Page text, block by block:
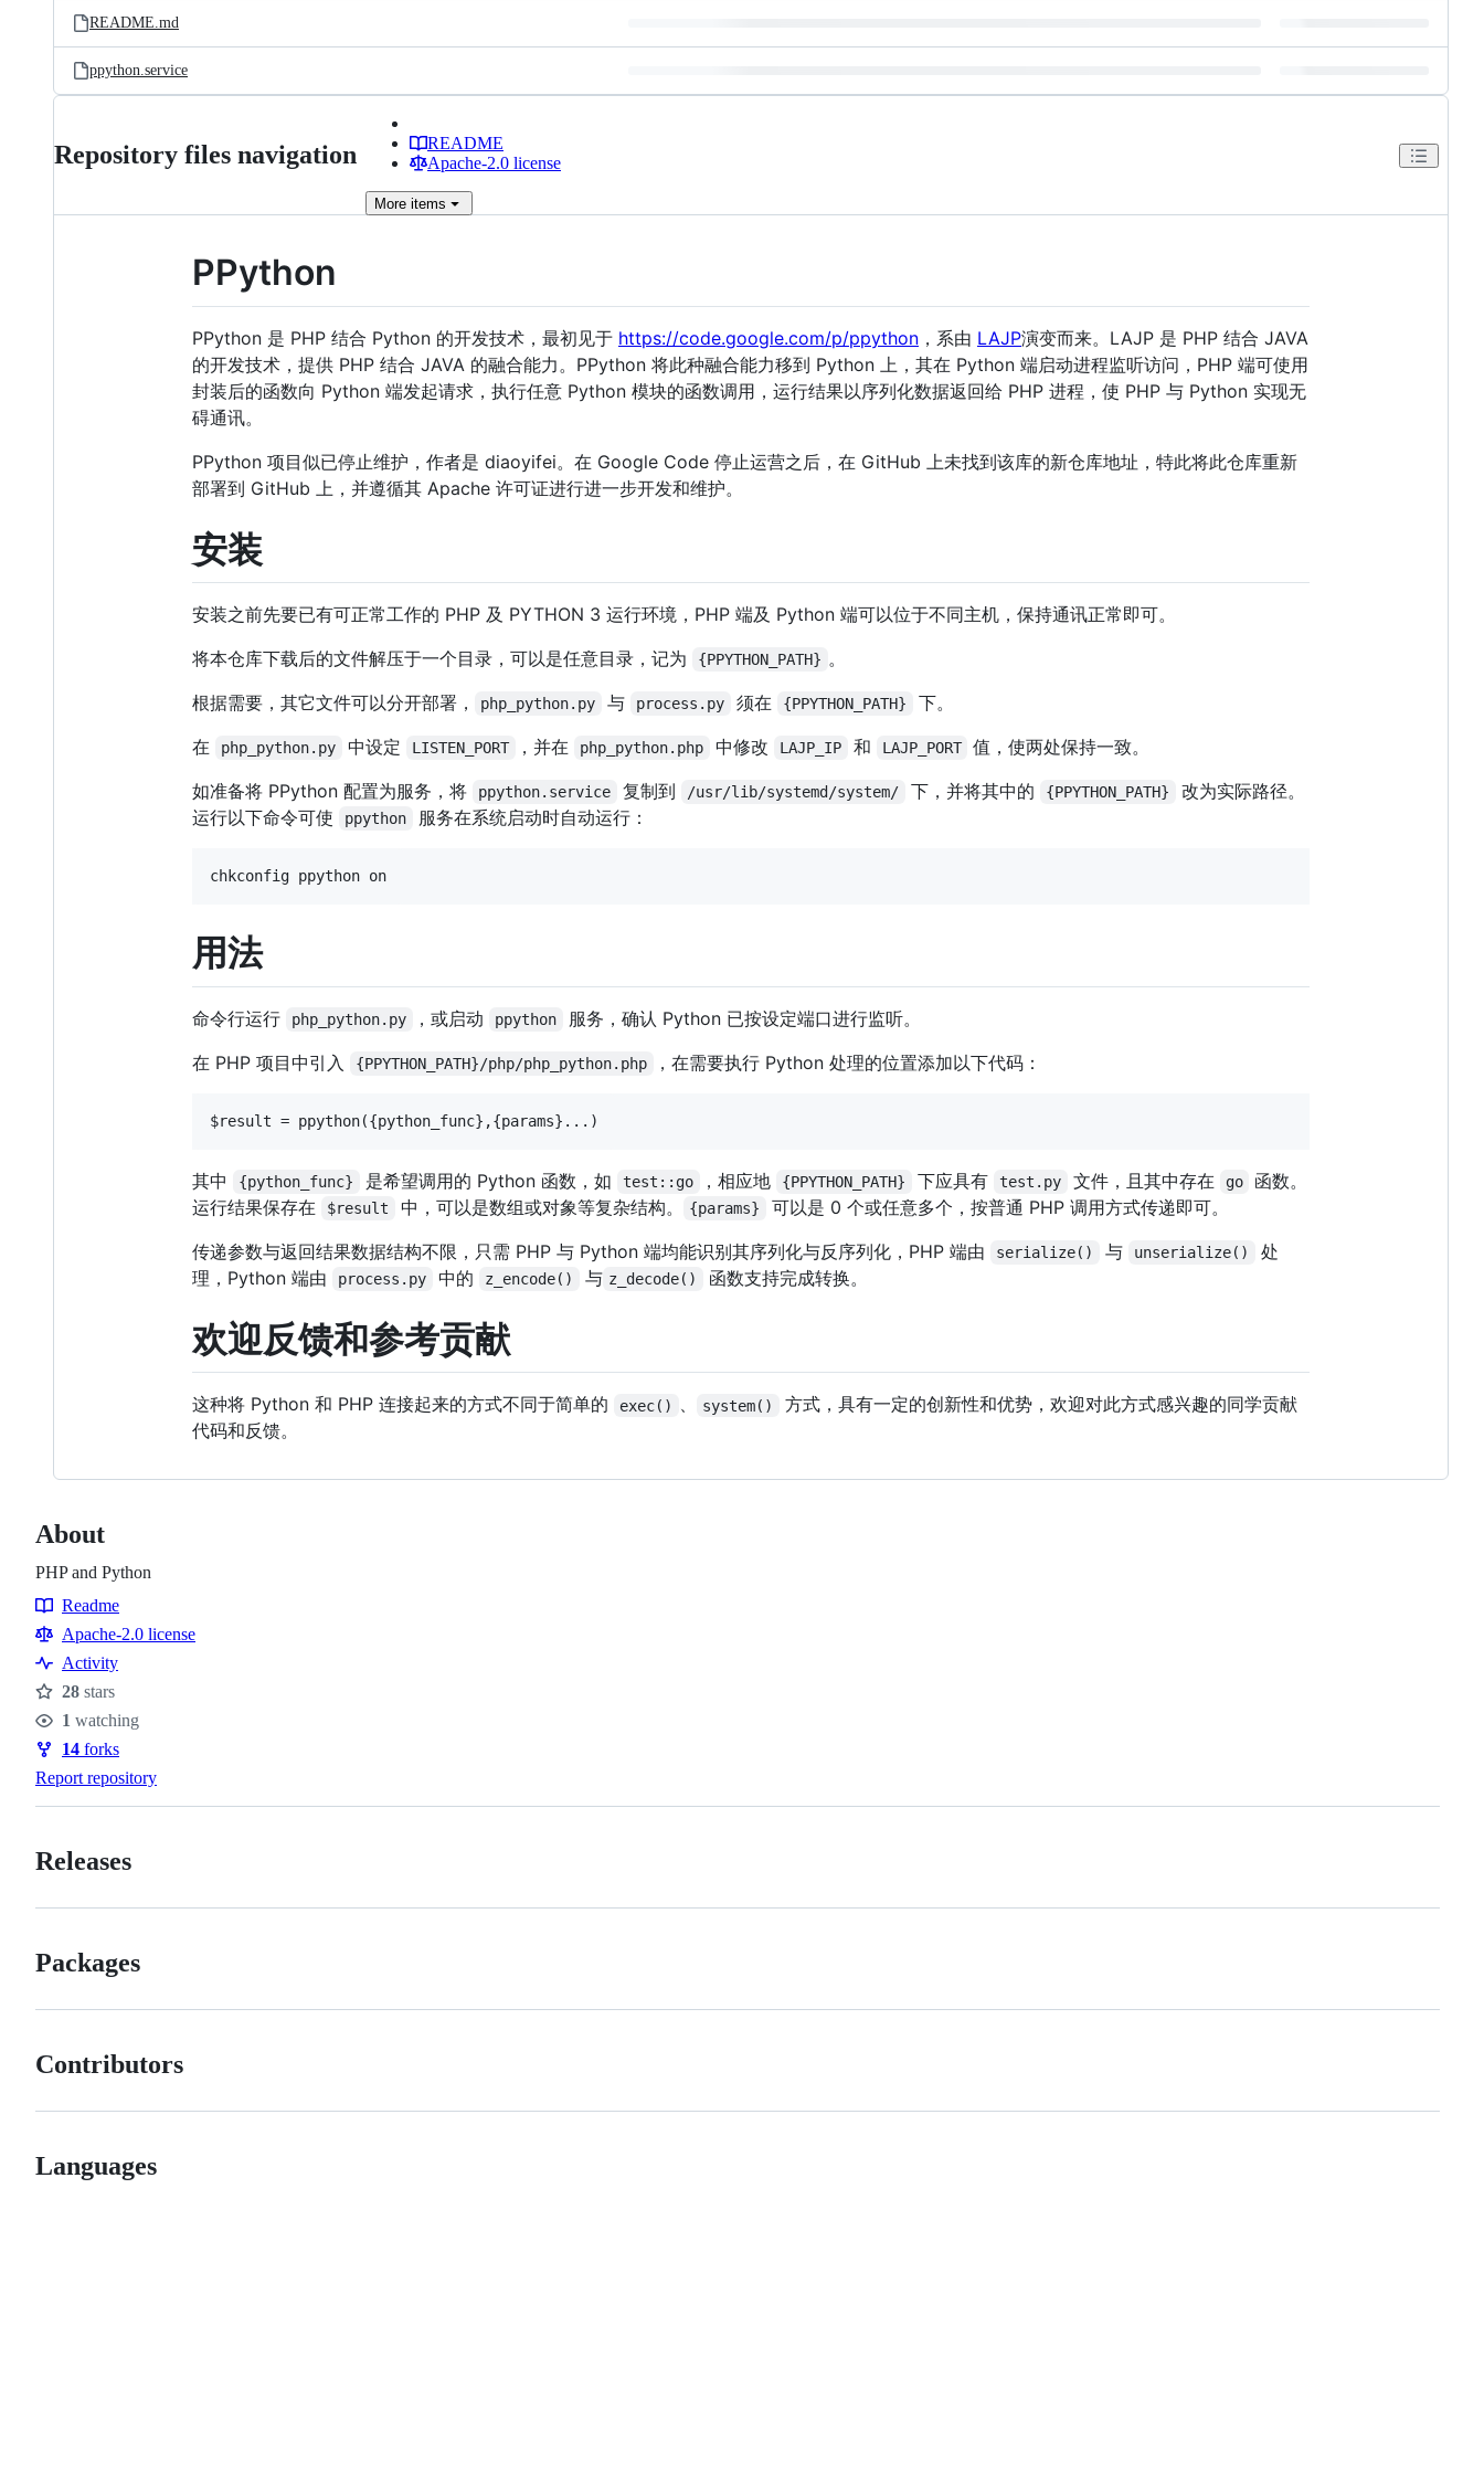
README.md
ppython.service
Repository files navigation
README
Apache-2.0 license
More items
PPython
PPython 是 PHP 结合 Python 的开发技术，最初见于 https://code.google.com/p/ppython ，系由 LAJP演变而来。LAJP 是 PHP 结合 JAVA
的开发技术，提供 PHP 结合 JAVA 的融合能力。PPython 将此种融合能力移到 Python 上，其在 Python 端启动进程监听访问，PHP 端可使用
封装后的函数向 Python 端发起请求，执行任意 Python 模块的函数调用，运行结果以序列化数据返回给 PHP 进程，使 PHP 与 Python 实现无
碍通讯。
PPython 项目似已停止维护，作者是 diaoyifei。在 Google Code 停止运营之后，在 GitHub 上未找到该库的新仓库地址，特此将此仓库重新
部署到 GitHub 上，并遵循其 Apache 许可证进行进一步开发和维护。
安装
安装之前先要已有可正常工作的 PHP 及 PYTHON 3 运行环境，PHP 端及 Python 端可以位于不同主机，保持通讯正常即可。
将本仓库下载后的文件解压于一个目录，可以是任意目录，记为
{PPYTHON_PATH} 。
根据需要，其它文件可以分开部署，
php_python.py 与 process.py 须在 {PPYTHON_PATH}
下。
在
php_python.py 中设定 LISTEN_PORT ，并在 php_python.php 中修改 LAJP_IP 和 LAJP_PORT
值，使两处保持一致。
如准备将 PPython 配置为服务，将
ppython.service 复制到 /usr/lib/systemd/system/ 下，并将其中的 {PPYTHON_PATH}
改为实际路径。
运行以下命令可使
ppython 服务在系统启动时自动运行：
用法
命令行运行 php_python.py ，或启动 ppython
服务，确认 Python 已按设定端口进行监听。
在 PHP 项目中引入
{PPYTHON_PATH}/php/php_python.php ，在需要执行 Python 处理的位置添加以下代码：
其中 {python_func} 是希望调用的 Python 函数，如 test::go ，相应地 {PPYTHON_PATH} 下应具有 test.py 文件，且其中存在 go
函数。
运行结果保存在
$result 中，可以是数组或对象等复杂结构。 {params}
可以是 0 个或任意多个，按普通 PHP 调用方式传递即可。
传递参数与返回结果数据结构不限，只需 PHP 与 Python 端均能识别其序列化与反序列化，PHP 端由
serialize() 与 unserialize()
处
理，Python 端由
process.py 中的 z_encode() 与 z_decode() 函数支持完成转换。
欢迎反馈和参考贡献
这种将 Python 和 PHP 连接起来的方式不同于简单的 exec() 、 system()
方式，具有一定的创新性和优势，欢迎对此方式感兴趣的同学贡献
代码和反馈。
About
PHP and Python
Resources
Readme
Apache-2.0 license
Activity
Stars
28 stars
Watchers
1 watching
Forks
14 forks
Report repository
Releases
Packages
Contributors
Languages